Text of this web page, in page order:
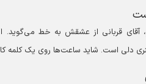
آقای قربانی از عشقش به خط می‌گوید.
دلی است. شاید ساعت‌ها روی یک کلمه